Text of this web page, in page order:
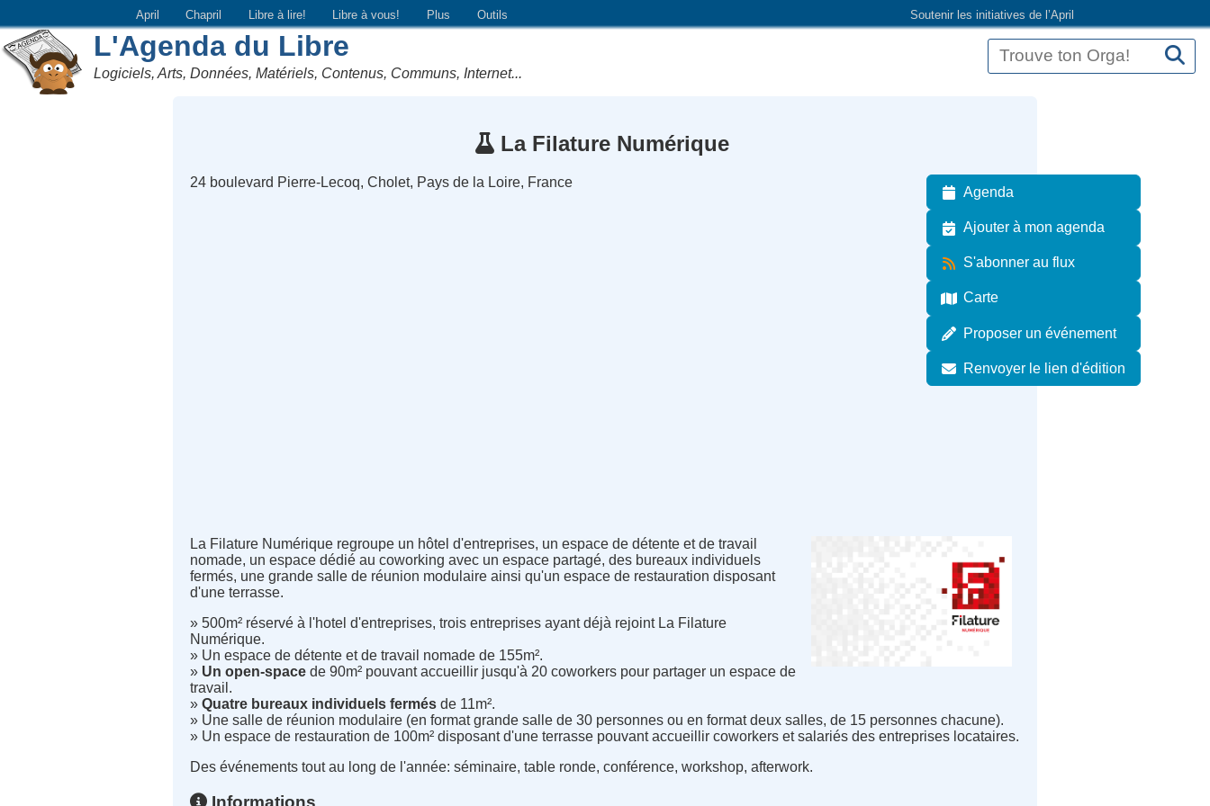
Soutenir les initiatives de l’April
April Chapril Libre à lire! Libre à vous! Plus Outils
L'Agenda du Libre
Logiciels, Arts, Données, Matériels, Contenus, Communs, Internet...
La Filature Numérique
Agenda
Ajouter à mon agenda
S'abonner au flux
Carte
Proposer un événement
Renvoyer le lien d'édition
24 boulevard Pierre-Lecoq, Cholet, Pays de la Loire, France
La Filature Numérique regroupe un hôtel d'entreprises, un espace de détente et de travail
nomade, un espace dédié au coworking avec un espace partagé, des bureaux individuels
fermés, une grande salle de réunion modulaire ainsi qu'un espace de restauration disposant
d'une terrasse.
» 500m² réservé à l'hotel d'entreprises, trois entreprises ayant déjà rejoint La Filature
Numérique.
» Un espace de détente et de travail nomade de 155m².
» Un open-space de 90m² pouvant accueillir jusqu'à 20 coworkers pour partager un espace de
travail.
»Quatre bureaux individuels fermés de 11m².
» Une salle de réunion modulaire (en format grande salle de 30 personnes ou en format deux salles, de 15 personnes chacune).
» Un espace de restauration de 100m² disposant d'une terrasse pouvant accueillir coworkers et salariés des entreprises locataires.
Des événements tout au long de l'année: séminaire, table ronde, conférence, workshop, afterwork.
Informations